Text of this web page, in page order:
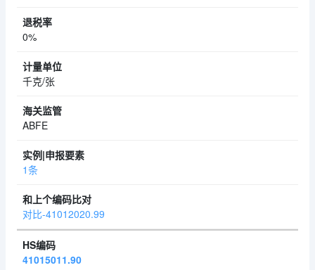
0%
千克/张
ABFE
1条
对比-41012020.99
41015011.90